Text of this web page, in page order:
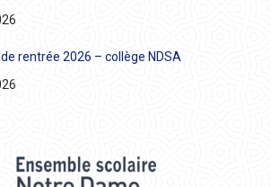
rentrée 2026 – collège NDSA